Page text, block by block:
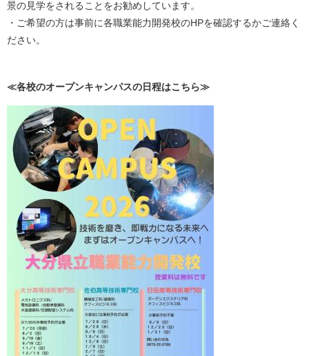
景の見学をされることをお勧めしています。
・ご希望の方は事前に各職業能力開発校のHPを確認するかご連絡く
ださい。
≪各校のオープンキャンパスの日程はこちら≫